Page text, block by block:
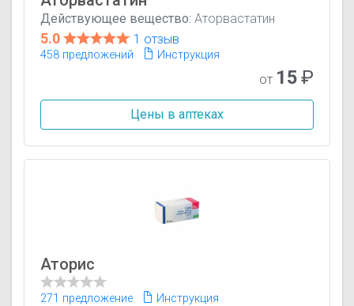
Действующее вещество: Аторвастатин
5.0 1 отзыв
458 предложений Инструкция
от 15₽
Цены в аптеках
Аторис
271 предложение Инструкция